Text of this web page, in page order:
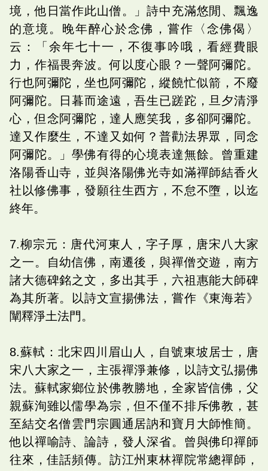
境，他日當作此山僧。」詩中充滿悠閒、飄逸
的意境。晚年醉心於念佛，嘗作〈念佛偈〉
云：「余年七十一，不復事吟哦，看經費眼
力，作福畏奔波。何以度心眼？一聲阿彌陀。
行也阿彌陀，坐也阿彌陀，縱饒忙似箭，不廢
阿彌陀。日暮而途遠，吾生已蹉跎，旦夕清淨
心，但念阿彌陀，達人應笑我，多卻阿彌陀。
達又作麼生，不達又如何？普勸法界眾，同念
阿彌陀。」學佛有得的心境表達無餘。曾重建
洛陽香山寺，並與洛陽佛光寺如滿禪師結香火
社以修佛事，發願往生西方，不怠不墮，以迄
終年。
7.柳宗元：唐代河東人，字子厚，唐宋八大家
之一。自幼信佛，南遷後，與禪僧交遊，南方
諸大德碑銘之文，多出其手，六祖惠能大師碑
為其所著。以詩文宣揚佛法，嘗作《東海若》
闡釋淨土法門。
8.蘇軾：北宋四川眉山人，自號東坡居士，唐
宋八大家之一，主張禪淨兼修，以詩文弘揚佛
法。蘇軾家鄉位於佛教勝地，全家皆信佛，父
親蘇洵雖以儒學為宗，但不僅不排斥佛教，甚
至結交名僧雲門宗圓通居訥和寶月大師惟簡。
他以禪喻詩、論詩，發人深省。曾與佛印禪師
往來，佳話頻傳。訪江州東林禪院常總禪師，